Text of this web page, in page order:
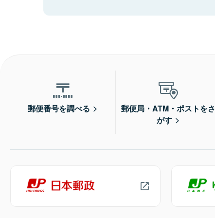
郵便番号を調べる
郵便局・ATM・ポストをさ
がす